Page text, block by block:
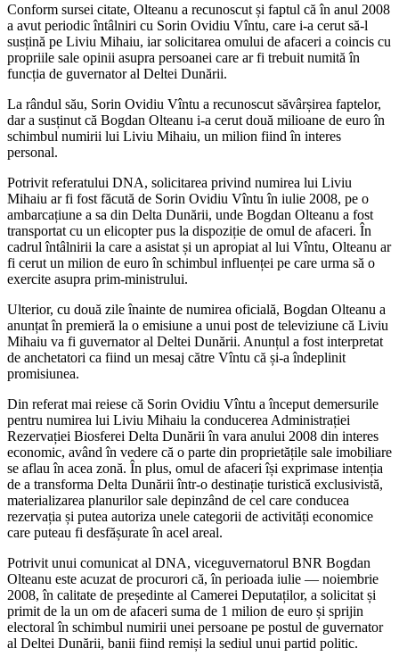
Conform sursei citate, Olteanu a recunoscut și faptul că în anul 2008
a avut periodic întâlniri cu Sorin Ovidiu Vîntu, care i-a cerut să-l
susțină pe Liviu Mihaiu, iar solicitarea omului de afaceri a coincis cu
propriile sale opinii asupra persoanei care ar fi trebuit numită în
funcția de guvernator al Deltei Dunării.
La rândul său, Sorin Ovidiu Vîntu a recunoscut săvârșirea faptelor,
dar a susținut că Bogdan Olteanu i-a cerut două milioane de euro în
schimbul numirii lui Liviu Mihaiu, un milion fiind în interes
personal.
Potrivit referatului DNA, solicitarea privind numirea lui Liviu
Mihaiu ar fi fost făcută de Sorin Ovidiu Vîntu în iulie 2008, pe o
ambarcațiune a sa din Delta Dunării, unde Bogdan Olteanu a fost
transportat cu un elicopter pus la dispoziție de omul de afaceri. În
cadrul întâlnirii la care a asistat și un apropiat al lui Vîntu, Olteanu ar
fi cerut un milion de euro în schimbul influenței pe care urma să o
exercite asupra prim-ministrului.
Ulterior, cu două zile înainte de numirea oficială, Bogdan Olteanu a
anunțat în premieră la o emisiune a unui post de televiziune că Liviu
Mihaiu va fi guvernator al Deltei Dunării. Anunțul a fost interpretat
de anchetatori ca fiind un mesaj către Vîntu că și-a îndeplinit
promisiunea.
Din referat mai reiese că Sorin Ovidiu Vîntu a început demersurile
pentru numirea lui Liviu Mihaiu la conducerea Administrației
Rezervației Biosferei Delta Dunării în vara anului 2008 din interes
economic, având în vedere că o parte din proprietățile sale imobiliare
se aflau în acea zonă. În plus, omul de afaceri își exprimase intenția
de a transforma Delta Dunării într-o destinație turistică exclusivistă,
materializarea planurilor sale depinzând de cel care conducea
rezervația și putea autoriza unele categorii de activități economice
care puteau fi desfășurate în acel areal.
Potrivit unui comunicat al DNA, viceguvernatorul BNR Bogdan
Olteanu este acuzat de procurori că, în perioada iulie — noiembrie
2008, în calitate de președinte al Camerei Deputaților, a solicitat și
primit de la un om de afaceri suma de 1 milion de euro și sprijin
electoral în schimbul numirii unei persoane pe postul de guvernator
al Deltei Dunării, banii fiind remiși la sediul unui partid politic.